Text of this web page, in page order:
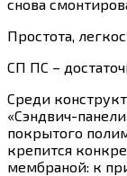
снова
Простота,
СП ПС –
Среди
«Сэндвич-
покрытого
крепится
мембраной: к